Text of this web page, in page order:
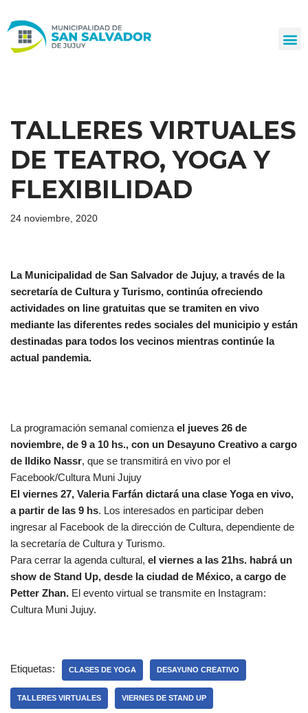
al
TALLERES VIRTUALES
DE TEATRO, YOGA Y
FLEXIBILIDAD
24 noviembre, 2020
La Municipalidad de San Salvador de Jujuy, a través de la
secretaría de Cultura y Turismo, continúa ofreciendo
actividades on line gratuitas que se tramiten en vivo
mediante las diferentes redes sociales del municipio y están
destinadas para todos los vecinos mientras continúe la
actual pandemia.
La programación semanal comienza el jueves 26 de
noviembre, de 9 a 10 hs., con un Desayuno Creativo a cargo
de Ildiko Nassr, que se transmitirá en vivo por el
Facebook/Cultura Muni Jujuy
El viernes 27, Valeria Farfán dictará una clase Yoga en vivo,
a partir de las 9 hs. Los interesados en participar deben
ingresar al Facebook de la dirección de Cultura, dependiente de
la secretaría de Cultura y Turismo.
Para cerrar la agenda cultural, el viernes a las 21hs. habrá un
show de Stand Up, desde la ciudad de México, a cargo de
Petter Zhan. El evento virtual se transmite en Instagram:
Cultura Muni Jujuy.
Etiquetas: CLASES DE YOGA DESAYUNO CREATIVO
TALLERES VIRTUALES VIERNES DE STAND UP